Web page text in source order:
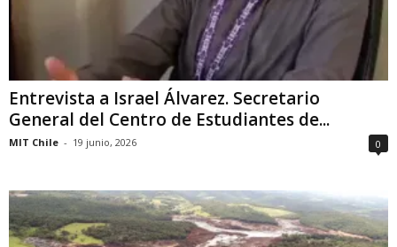
Entrevista a Israel Álvarez. Secretario
General del Centro de Estudiantes de...
MIT Chile - 19 junio, 2026 0